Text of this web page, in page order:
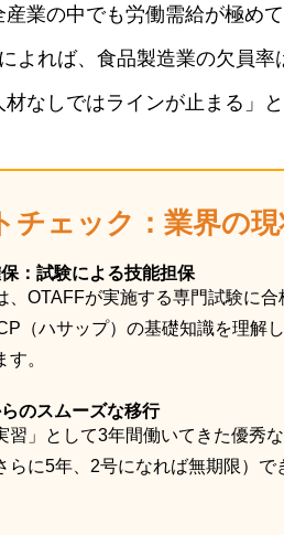
業の中でも労働需給が極め
よれば、食品製造業の欠員
なしではラインが止まる」
チェック：業界の
：試験による技能担保
、OTAFFが実施する専門試験に
（ハサップ）の基礎知識を理解
。
のスムーズな移行
習」として3年間働いてきた優秀
らに5年、2号になれば無期限）